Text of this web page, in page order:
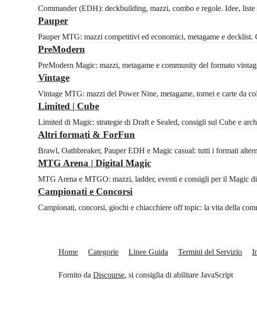
Commander (EDH): deckbuilding, mazzi, combo e regole. Idee,
Pauper
Pauper MTG: mazzi competitivi ed economici, metagame e
PreModern
PreModern Magic: mazzi, metagame e community del formato
Vintage
Vintage MTG: mazzi del Power Nine, metagame, tornei e carte da
Limited | Cube
Limited di Magic: strategie di Draft e Sealed, consigli sul Cube e
Altri formati & ForFun
Brawl, Oathbreaker, Pauper EDH e Magic casual: tutti i formati
MTG Arena | Digital Magic
MTG Arena e MTGO: mazzi, ladder, eventi e consigli per il Magic
Campionati e Concorsi
Campionati, concorsi, giochi e chiacchiere off topic: la vita della
Home Categorie Linee Guida Termini del Servizio
Fornito da Discourse, si consiglia di abilitare JavaScript